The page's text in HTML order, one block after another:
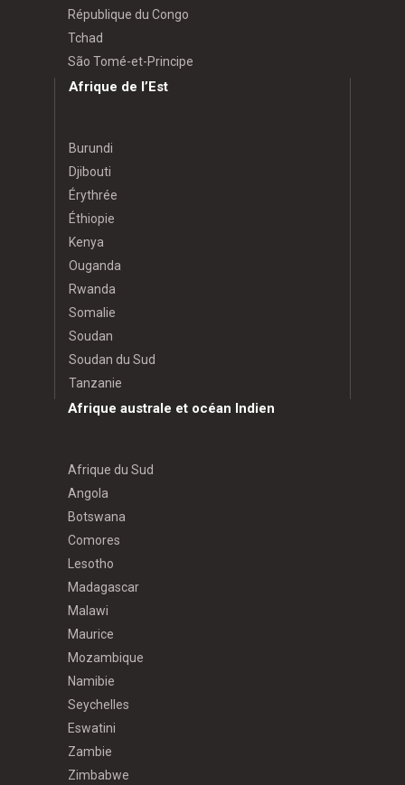
République du Congo
Tchad
São Tomé-et-Principe
Afrique de l’Est
Burundi
Djibouti
Érythrée
Éthiopie
Kenya
Ouganda
Rwanda
Somalie
Soudan
Soudan du Sud
Tanzanie
Afrique australe et océan Indien
Afrique du Sud
Angola
Botswana
Comores
Lesotho
Madagascar
Malawi
Maurice
Mozambique
Namibie
Seychelles
Eswatini
Zambie
Zimbabwe